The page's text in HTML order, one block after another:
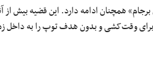
همچنان ادامه دارد. این قضیه بیش از
برای وقت‌کشی و بدون هدف توپ را به داخل